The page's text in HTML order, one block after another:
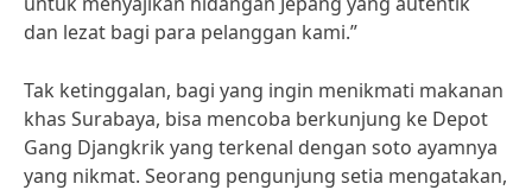
dan lezat bagi para pelanggan kami.”
Tak ketinggalan, bagi yang ingin menikmati makanan
khas Surabaya, bisa mencoba berkunjung ke Depot
Gang Djangkrik yang terkenal dengan soto ayamnya
yang nikmat. Seorang pengunjung setia mengatakan,